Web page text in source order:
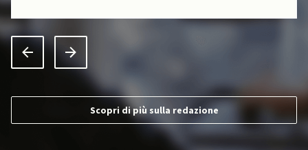
Scopri di più sulla redazione